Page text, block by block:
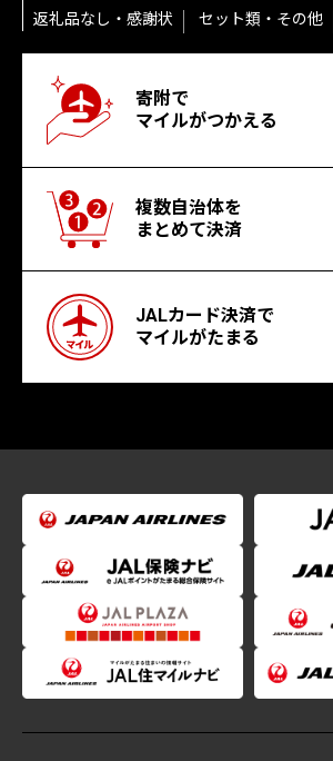
返礼品なし・感謝状
セット類・その他
寄附で
マイルがつかえる
複数自治体を
まとめて決済
JALカード決済で
マイルがたまる